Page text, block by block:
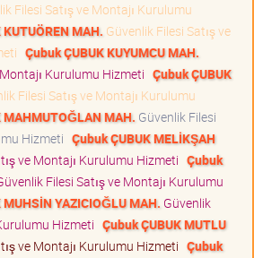
Filesi Satış ve Montajı Kurulumu
MAH. Güvenlik Filesi Satış ve
Çubuk ÇUBUK KUYUMCU MAH.
Kurulumu Hizmeti Çubuk ÇUBUK
Filesi Satış ve Montajı Kurulumu
MAHMUTOĞLAN MAH. Güvenlik Filesi
Hizmeti Çubuk ÇUBUK MELİKŞAH
ve Montajı Kurulumu Hizmeti Çubuk
Filesi Satış ve Montajı Kurulumu
YAZICIOĞLU MAH. Güvenlik
Hizmeti Çubuk ÇUBUK MUTLU
ve Montajı Kurulumu Hizmeti Çubuk